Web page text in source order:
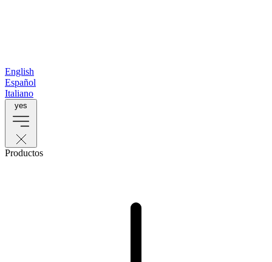
English
Español
Italiano
yes
Productos